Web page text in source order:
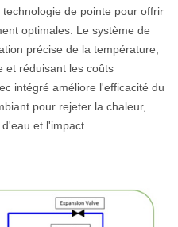
de pointe pour offrir
optimales. Le système de
précise de la température,
et réduisant les coûts
intégré améliore l'efficacité du
pour rejeter la chaleur,
et l'impact